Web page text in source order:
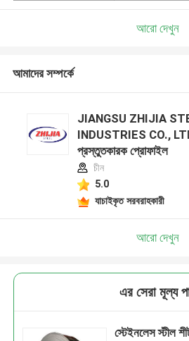
আরো দেখুন
আমাদের সম্পর্কে
JIANGSU ZHIJIA
INDUSTRIES CO.,
প্রস্তুতকারক প্রোফাইল
চীন
5.0
যাচাইকৃত সরবরাহকারী
আরো দেখুন
এর সেরা মূল্য
স্টেইনলেস স্টীল